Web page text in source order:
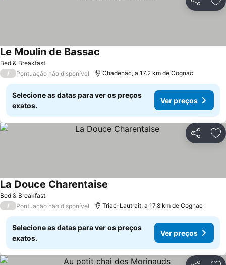
Partilhar
Bed & Breakfast
Le Moulin de Bassac
/ Pontuação não disponível Chadenac, a 17.2 km de Cognac
Selecione as datas para ver os preços
exatos.
Ver preços
Partilhar
Bed & Breakfast
La Douce Charentaise
/ Pontuação não disponível Triac-Lautrait, a 17.8 km de Cognac
Selecione as datas para ver os preços
exatos.
Ver preços